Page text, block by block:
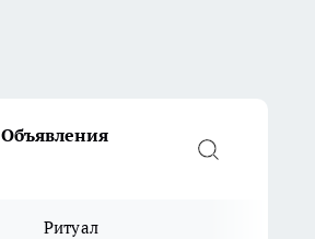
Объявления
Ритуал